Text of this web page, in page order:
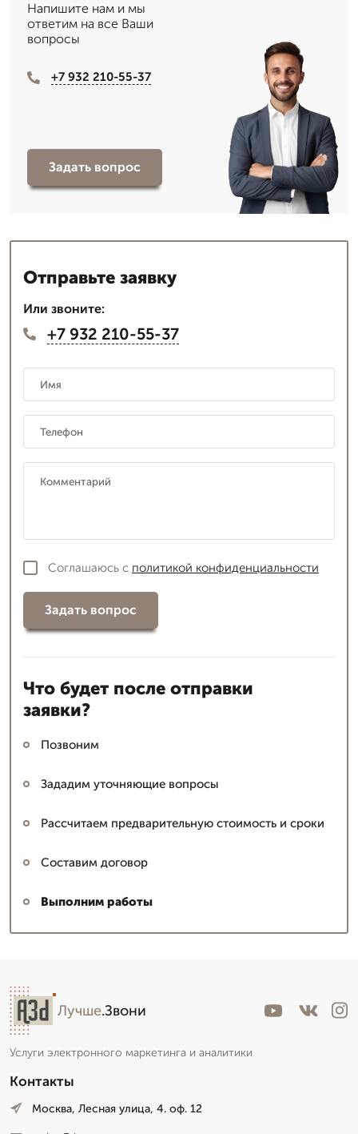
Напишите нам и мы
ответим на все Ваши
вопросы
+7 932 210-55-37
Задать вопрос
Отправьте заявку
Или звоните:
+7 932 210-55-37
Соглашаюсь с политикой конфиденциальности
Задать вопрос
Что будет после отправки
заявки?
Позвоним
Зададим уточняющие вопросы
Рассчитаем предварительную стоимость и сроки
Составим договор
Выполним работы
Лучше.Звони
Услуги электронного маркетинга и аналитики
Контакты
Москва, Лесная улица, 4. оф. 12